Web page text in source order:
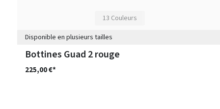
13 Couleurs
Disponible en plusieurs tailles
Bottines Guad 2 rouge
225,00 €*